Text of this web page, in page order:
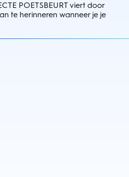
POETSBEURT viert door
te herinneren wanneer je je